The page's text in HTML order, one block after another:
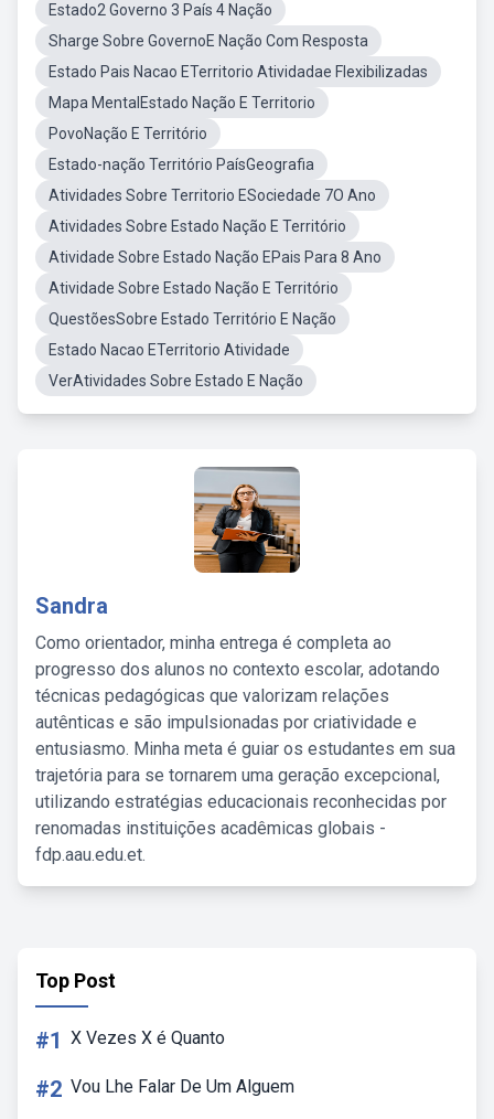
Estado2 Governo 3 País 4 Nação
Sharge Sobre GovernoE Nação Com Resposta
Estado Pais Nacao ETerritorio Atividadae Flexibilizadas
Mapa MentalEstado Nação E Territorio
PovoNação E Território
Estado-nação Território PaísGeografia
Atividades Sobre Territorio ESociedade 7O Ano
Atividades Sobre Estado Nação E Território
Atividade Sobre Estado Nação EPais Para 8 Ano
Atividade Sobre Estado Nação E Território
QuestõesSobre Estado Território E Nação
Estado Nacao ETerritorio Atividade
VerAtividades Sobre Estado E Nação
Sandra
Como orientador, minha entrega é completa ao
progresso dos alunos no contexto escolar, adotando
técnicas pedagógicas que valorizam relações
autênticas e são impulsionadas por criatividade e
entusiasmo. Minha meta é guiar os estudantes em sua
trajetória para se tornarem uma geração excepcional,
utilizando estratégias educacionais reconhecidas por
renomadas instituições acadêmicas globais -
fdp.aau.edu.et.
Top Post
#1 X Vezes X é Quanto
#2 Vou Lhe Falar De Um Alguem